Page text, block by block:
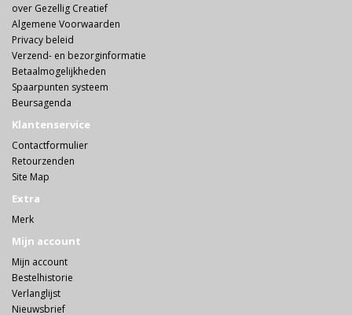
over Gezellig Creatief
Algemene Voorwaarden
Privacy beleid
Verzend- en bezorginformatie
Betaalmogelijkheden
Spaarpunten systeem
Beursagenda
Klantenservice
Contactformulier
Retourzenden
Site Map
Extra
Merk
Mijn account
Mijn account
Bestelhistorie
Verlanglijst
Nieuwsbrief